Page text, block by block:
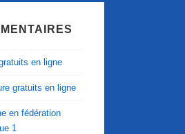
en ligne
gratuits en ligne
en fédération
1